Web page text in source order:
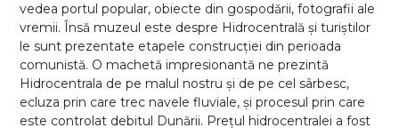
vedea portul popular, obiecte din gospodării, fotografii ale
vremii. Însă muzeul este despre Hidrocentrală și turiștilor
le sunt prezentate etapele construcției din perioada
comunistă. O machetă impresionantă ne prezintă
Hidrocentrala de pe malul nostru și de pe cel sârbesc,
ecluza prin care trec navele fluviale, și procesul prin care
este controlat debitul Dunării. Prețul hidrocentralei a fost